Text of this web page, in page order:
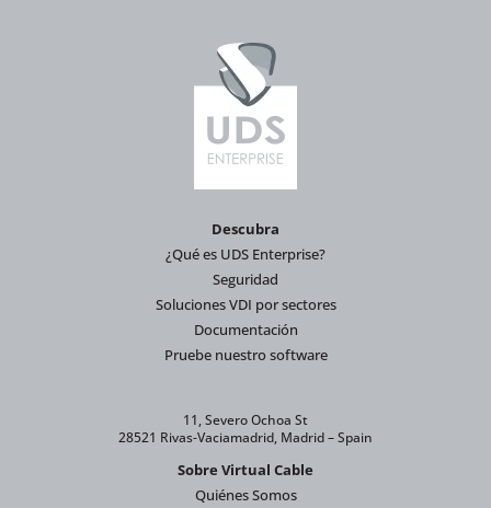
Descubra
¿Qué es UDS Enterprise?
Seguridad
Soluciones VDI por sectores
Documentación
Pruebe nuestro software
11, Severo Ochoa St
28521 Rivas-Vaciamadrid, Madrid – Spain
Sobre Virtual Cable
Quiénes Somos